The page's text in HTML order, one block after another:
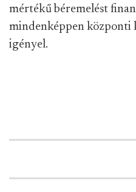
mértékű béremelést
mindenképpen központi
igényel.